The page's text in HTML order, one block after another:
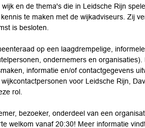
en de thema's die in Leidsche Rijn
te maken met de wijkadviseurs. Zij
is besloten.
op een laagdrempelige,
ondernemers en
informatie en/of contactgegevens
voor Leidsche Rijn,
rol.
bezoeker, onderdeel van een
welkom vanaf 20:30! Meer informatie